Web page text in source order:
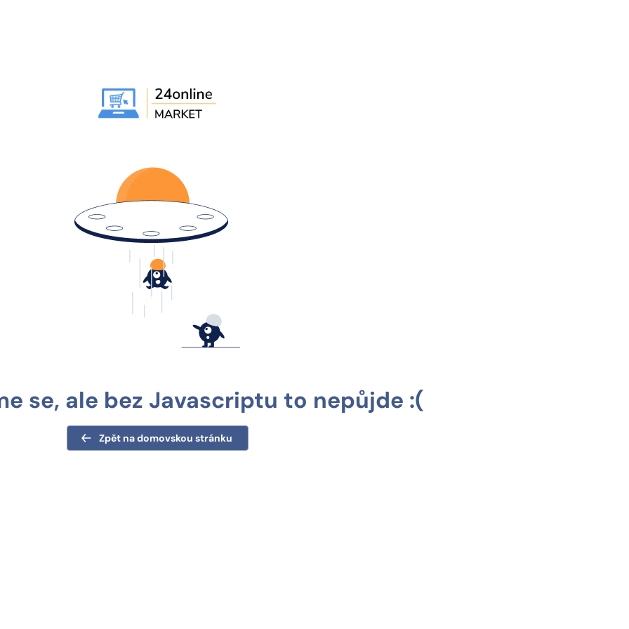
se, ale bez Javascriptu to nepůjde :(
Zpět na domovskou stránku